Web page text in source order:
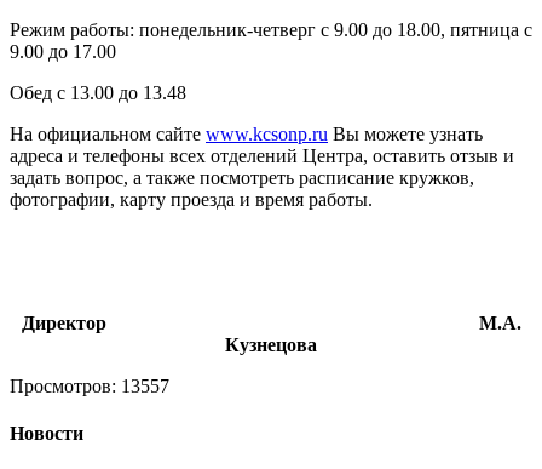
Режим работы: понедельник-четверг с 9.00 до 18.00, пятница с
9.00 до 17.00
Обед с 13.00 до 13.48
На официальном сайте www.kcsonp.ru Вы можете узнать
адреса и телефоны всех отделений Центра, оставить отзыв и
задать вопрос, а также посмотреть расписание кружков,
фотографии, карту проезда и время работы.
Директор М.А.
Кузнецова
Просмотров: 13557
Новости